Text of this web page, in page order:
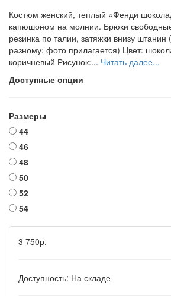
Костюм женский, теплый «Фенди
капюшоном на молнии. Брюки
резинка по талии, затяжки внизу
разному: фото прилагается) Цвет:
коричневый Рисунок:... Читать далее...
Доступные опции
Размеры
44
46
48
50
52
54
3 750р.
Доступность: На складе